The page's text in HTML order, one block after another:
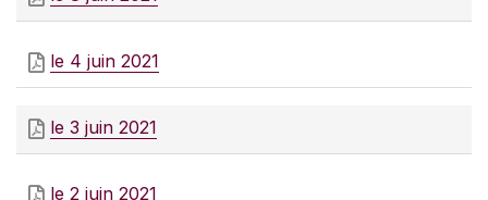
le 4 juin 2021
le 3 juin 2021
le 2 juin 2021